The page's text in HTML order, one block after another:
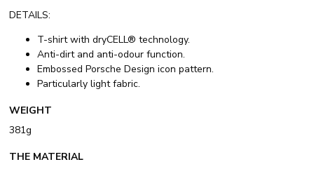
DETAILS:
T-shirt with dryCELL® technology.
Anti-dirt and anti-odour function.
Embossed Porsche Design icon pattern.
Particularly light fabric.
WEIGHT
381g
THE MATERIAL